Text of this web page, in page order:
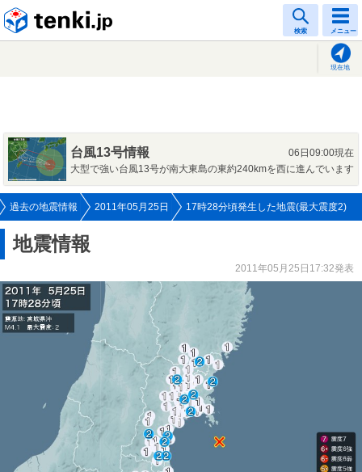
検索 メニュー
現在地
台風13号情報
06日09:00現在
大型で強い台風13号が南大東島の東約240kmを西に進んでいます
過去の地震情報 2011年05月25日 17時28分頃発生した地震(最大震度2)
地震情報
2011年05月25日17:32発表